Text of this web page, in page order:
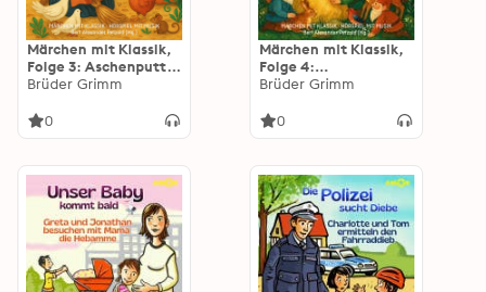
Märchen mit Klassik,
Folge 3: Aschenputtel
(ungekürzt)
Brüder Grimm
0
Märchen mit Klassik,
Folge 4:
Schneewittchen
Brüder Grimm
0